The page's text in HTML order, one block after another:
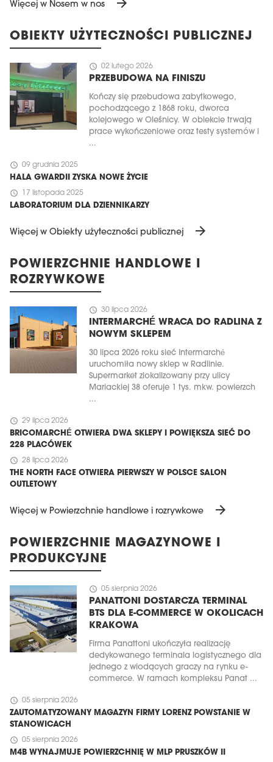
Więcej w Nosem w nos arrow_forward
OBIEKTY UŻYTECZNOŚCI PUBLICZNEJ
schedule 02 lutego 2026
PRZEBUDOWA NA FINISZU
Kończy się przebudowa zabytkowego,
pochodzącego z 1868 roku, dworca
kolejowego w Oleśnicy. W obiekcie trwają
prace wykończeniowe oraz testy systemów i
...
schedule 09 grudnia 2025
HALA GWARDII ZYSKA NOWE ŻYCIE
schedule 17 listopada 2025
LABORATORIUM DLA DZIENNIKARZY
Więcej w Obiekty użyteczności publicznej arrow_forward
POWIERZCHNIE HANDLOWE I
ROZRYWKOWE
schedule 30 lipca 2026
INTERMARCHÉ WRACA DO RADLINA Z
NOWYM SKLEPEM
30 lipca 2026 roku sieć Intermarché
uruchomiła nowy sklep w Radlinie.
Supermarket zlokalizowany przy ulicy
Mariackiej 38 oferuje 1 tys. mkw. powierzch
...
schedule 29 lipca 2026
BRICOMARCHÉ OTWIERA DWA SKLEPY I POWIĘKSZA SIEĆ DO
228 PLACÓWEK
schedule 28 lipca 2026
THE NORTH FACE OTWIERA PIERWSZY W POLSCE SALON
OUTLETOWY
Więcej w Powierzchnie handlowe i rozrywkowe arrow_forward
POWIERZCHNIE MAGAZYNOWE I
PRODUKCYJNE
schedule 05 sierpnia 2026
PANATTONI DOSTARCZA TERMINAL
BTS DLA E-COMMERCE W OKOLICACH
KRAKOWA
Firma Panattoni ukończyła realizację
dedykowanego terminala logistycznego dla
jednego z wiodących graczy na rynku e-
commerce. W ramach kompleksu Panat ...
schedule 05 sierpnia 2026
ZAUTOMATYZOWANY MAGAZYN FIRMY LORENZ POWSTANIE W
STANOWICACH
schedule 05 sierpnia 2026
M4B WYNAJMUJE POWIERZCHNIĘ W MLP PRUSZKÓW II